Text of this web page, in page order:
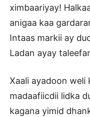
ximbaariyay!
anigaa kaa
Intaas markii ay
Ladan ayay
Xaali ayadoon weli
madaafiicdii lidka
kagana yimid